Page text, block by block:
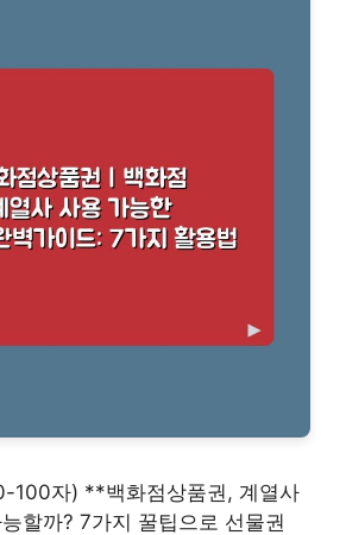
100자) **백화점상품권, 계열사
할까? 7가지 꿀팁으로 선물권